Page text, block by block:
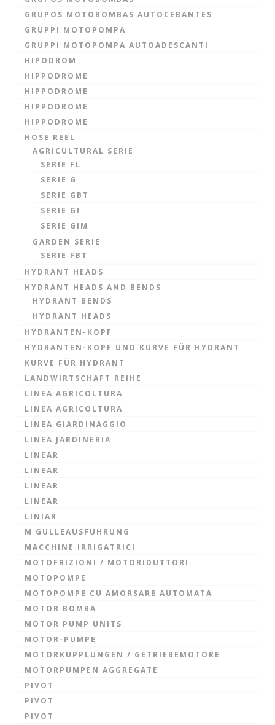
GRUPOS MOTOBOMBAS AUTOCEBANTES
GRUPPI MOTOPOMPA
GRUPPI MOTOPOMPA AUTOADESCANTI
HIPODROM
HIPPODROME
HIPPODROME
HIPPODROME
HIPPODROME
HOSE REEL
AGRICULTURAL SERIE
SERIE FL
SERIE G
SERIE GBT
SERIE GI
SERIE GIM
GARDEN SERIE
SERIE FBT
HYDRANT HEADS
HYDRANT HEADS AND BENDS
HYDRANT BENDS
HYDRANT HEADS
HYDRANTEN-KOPF
HYDRANTEN-KOPF UND KURVE FÜR HYDRANT
KURVE FÜR HYDRANT
LANDWIRTSCHAFT REIHE
LINEA AGRICOLTURA
LINEA AGRICOLTURA
LINEA GIARDINAGGIO
LINEA JARDINERIA
LINEAR
LINEAR
LINEAR
LINEAR
LINIAR
M GULLEAUSFUHRUNG
MACCHINE IRRIGATRICI
MOTOFRIZIONI / MOTORIDUTTORI
MOTOPOMPE
MOTOPOMPE CU AMORSARE AUTOMATA
MOTOR BOMBA
MOTOR PUMP UNITS
MOTOR-PUMPE
MOTORKUPPLUNGEN / GETRIEBEMOTORE
MOTORPUMPEN AGGREGATE
PIVOT
PIVOT
PIVOT